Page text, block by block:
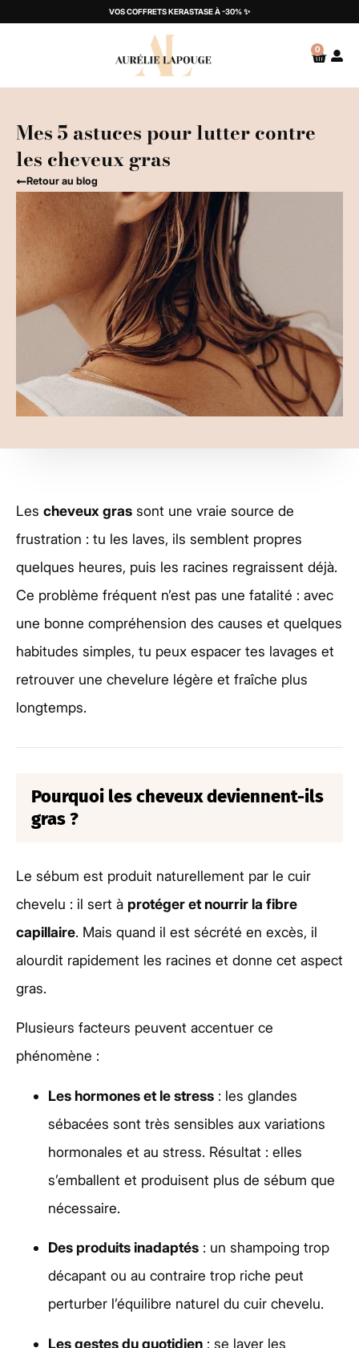
VOS COFFRETS KERASTASE À -30% ✨
0
Mes 5 astuces pour lutter contre
les cheveux gras
Retour au blog
Les cheveux gras sont une vraie source de
frustration : tu les laves, ils semblent propres
quelques heures, puis les racines regraissent déjà.
Ce problème fréquent n’est pas une fatalité : avec
une bonne compréhension des causes et quelques
habitudes simples, tu peux espacer tes lavages et
retrouver une chevelure légère et fraîche plus
longtemps.
Pourquoi les cheveux deviennent-ils
gras ?
Le sébum est produit naturellement par le cuir
chevelu : il sert à protéger et nourrir la fibre
capillaire. Mais quand il est sécrété en excès, il
alourdit rapidement les racines et donne cet aspect
gras.
Plusieurs facteurs peuvent accentuer ce
phénomène :
Les hormones et le stress : les glandes
sébacées sont très sensibles aux variations
hormonales et au stress. Résultat : elles
s’emballent et produisent plus de sébum que
nécessaire.
Des produits inadaptés : un shampoing trop
décapant ou au contraire trop riche peut
perturber l’équilibre naturel du cuir chevelu.
Les gestes du quotidien : se laver les